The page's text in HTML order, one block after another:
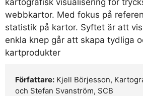
webbkartor. Med fokus på
statistik på kartor. Syftet är att
enkla knep går att skapa tydliga
kartprodukter
Författare: Kjell Börjesson,
och Stefan Svanström, SCB